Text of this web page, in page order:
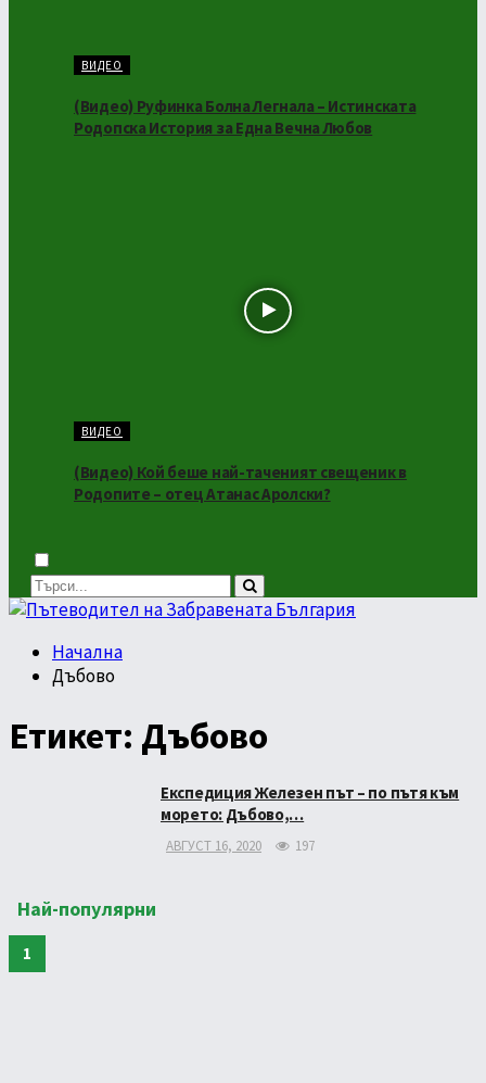
ВИДЕО
(Видео) Руфинка Болна Легнала – Истинската
Родопска История за Една Вечна Любов
ВИДЕО
(Видео) Кой беше най-таченият свещеник в
Родопите – отец Атанас Аролски?
Dark
mode
Начална
Дъбово
Етикет: Дъбово
Експедиция Железен път – по пътя към
морето: Дъбово,…
АВГУСТ 16, 2020 197
Най-популярни